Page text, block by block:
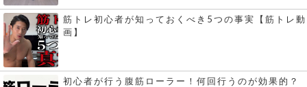
筋トレ初心者が知っておくべき5つの事実【筋トレ動
画】
初心者が行う腹筋ローラー！何回行うのが効果的？